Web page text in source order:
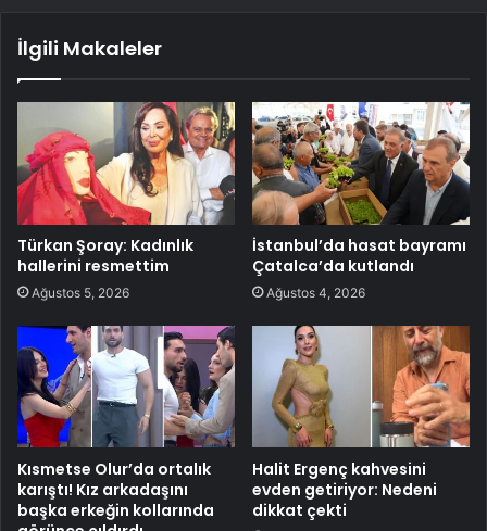
İlgili Makaleler
Türkan Şoray: Kadınlık
hallerini resmettim
Ağustos 5, 2026
İstanbul’da hasat bayramı
Çatalca’da kutlandı
Ağustos 4, 2026
Kısmetse Olur’da ortalık
karıştı! Kız arkadaşını
başka erkeğin kollarında
Halit Ergenç kahvesini
evden getiriyor: Nedeni
dikkat çekti